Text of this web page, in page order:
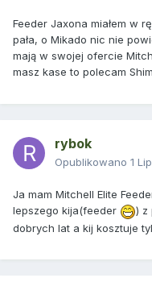
Feeder Jaxona miałem w
pała, o Mikado nic nie
mają w swojej ofercie
masz kase to polecam
rybok
Opublikowano 1
Ja mam Mitchell Elite
lepszego kija(feeder
) z
dobrych lat a kij kosztuje